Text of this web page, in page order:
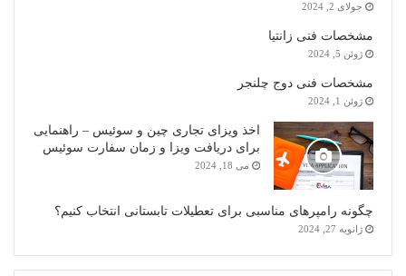
جولای 2, 2024
مشخصات فنی زانتیا
ژوئن 5, 2024
مشخصات فنی دوج چلنجر
ژوئن 1, 2024
اخذ ویزای تجاری چین و سوئیس – راهنمایی
برای دریافت ویزا و زمان سفارت سوئیس
می 18, 2024
چگونه رامپرهای مناسبی برای تعطیلات تابستانی انتخاب کنیم؟
ژانویه 27, 2024